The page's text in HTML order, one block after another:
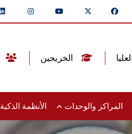
المراكز والوحدات الأنظمة الذكية